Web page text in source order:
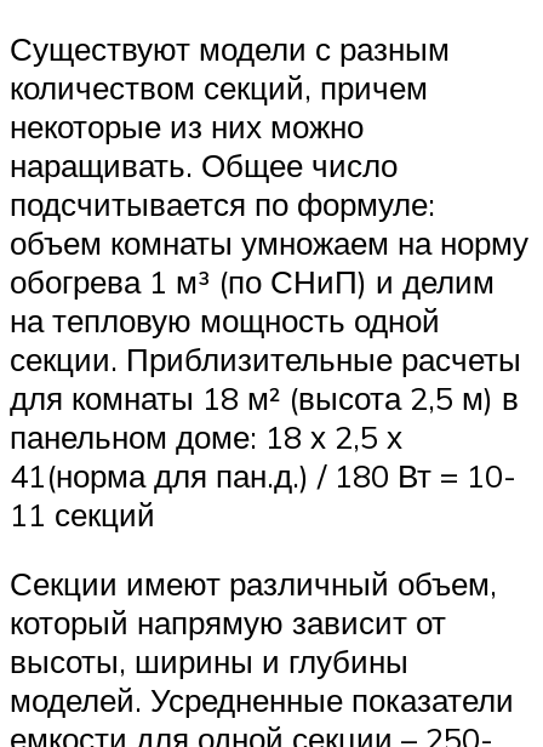
Существуют модели с разным
количеством секций, причем
некоторые из них можно
наращивать. Общее число
подсчитывается по формуле:
объем комнаты умножаем на норму
обогрева 1 м³ (по СНиП) и делим
на тепловую мощность одной
секции. Приблизительные расчеты
для комнаты 18 м² (высота 2,5 м) в
панельном доме: 18 х 2,5 х
41(норма для пан.д.) / 180 Вт = 10-
11 секций
Секции имеют различный объем,
который напрямую зависит от
высоты, ширины и глубины
моделей. Усредненные показатели
емкости для одной секции – 250-